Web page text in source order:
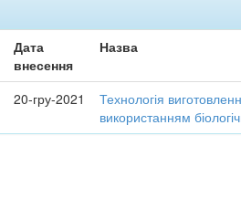
Дата
внесення
Назва
20-гру-2021
Технологія
використанням